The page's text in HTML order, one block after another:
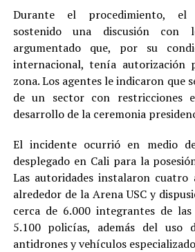
Durante el procedimiento, el
sostenido una discusión con
argumentado que, por su
internacional, tenía autorización
zona. Los agentes le indicaron que
de un sector con restricciones
desarrollo de la ceremonia
El incidente ocurrió en medio
desplegado en Cali para la
Las autoridades instalaron cuatro
alrededor de la Arena USC y
cerca de 6.000 integrantes de
5.100 policías, además del uso
antidrones y vehículos